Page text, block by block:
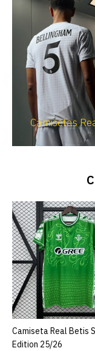
Camisetas
AGREGAR AL
Camiseta Real Betis
Edition 25/26